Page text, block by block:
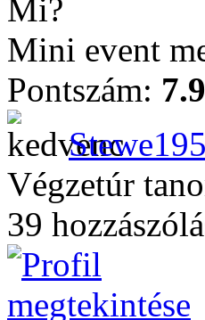
Mi?
Mini event
Pontszám:
Végzetúr
39